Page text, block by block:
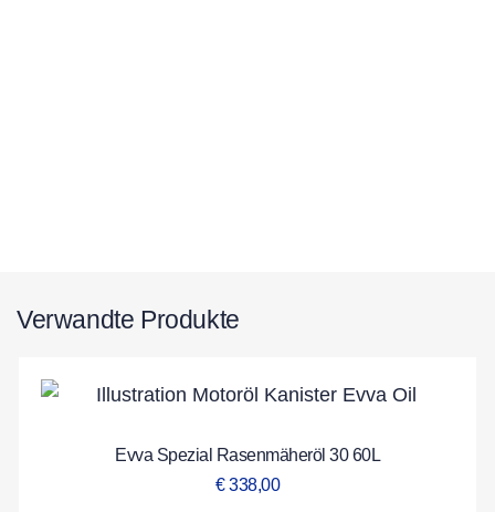
Verwandte Produkte
Evva Spezial Rasenmäheröl 30 60L
€338,00